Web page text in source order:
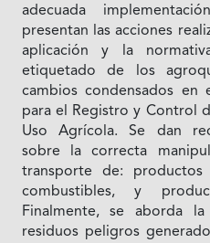
adecuada
presentan las acciones
aplicación y la
etiquetado de los
cambios condensados en
para el Registro y Control
Uso Agrícola. Se dan
sobre la correcta
transporte de:
combustibles, y
Finalmente, se aborda
residuos peligros